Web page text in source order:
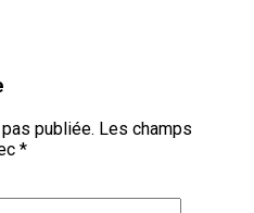
publiée. Les champs
*